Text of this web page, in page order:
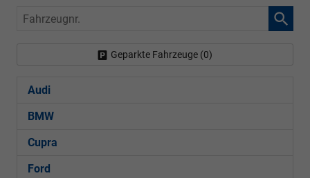
Fahrzeugnr.
Geparkte Fahrzeuge (0)
Audi
BMW
Cupra
Ford